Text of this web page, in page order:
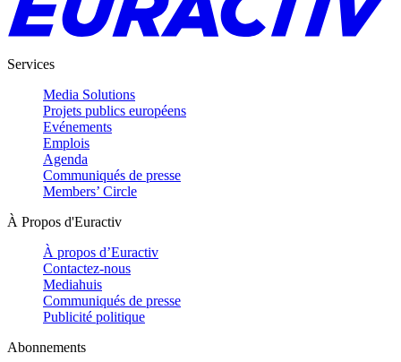
Services
Media Solutions
Projets publics européens
Evénements
Emplois
Agenda
Communiqués de presse
Members’ Circle
À Propos d'Euractiv
À propos d’Euractiv
Contactez-nous
Mediahuis
Communiqués de presse
Publicité politique
Abonnements